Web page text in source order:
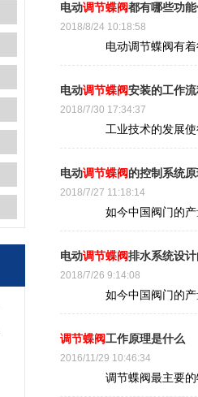
电动调节蝶阀都有哪些功
2018/8/24 10:18:58
电动调节蝶阀有着很
电动调节蝶阀安装的工作
2018/7/30 17:34:37
工业技术的发展使得
电动调节蝶阀的控制系统
2018/7/27 11:18:14
如今中国阀门的产量
电动调节蝶阀排水系统设
2018/7/26 9:14:08
如今中国阀门的产量
调节蝶阀工作原理是什么
2016/11/29 10:46:34
调节蝶阀最主要的特